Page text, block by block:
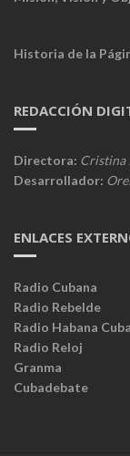
Historia de la
REDACCIÓN
Directora: Cristina
Desarrollador:
ENLACES
Radio Cubana
Radio Rebelde
Radio Habana Cuba
Radio Reloj
Granma
Cubadebate